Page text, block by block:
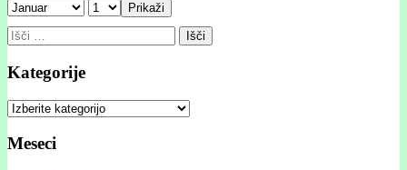
Prikaži
Išči:
Kategorije
Kategorije
Meseci